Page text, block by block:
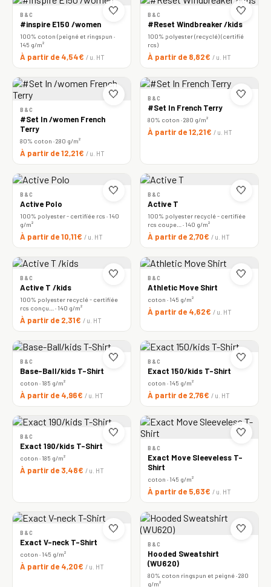
🤍
B&C
#inspire E150 /women
100% coton (peigné et ringspun ·
145 g/m²
À partir de 4,54€ / u. HT
🤍
B&C
#Reset Windbreaker /kids
100% polyester (recyclé) (certifié
rcs)
À partir de 8,82€ / u. HT
🤍
B&C
#Set In /women French
Terry
80% coton · 280 g/m²
À partir de 12,21€ / u. HT
🤍
B&C
#Set In French Terry
80% coton · 280 g/m²
À partir de 12,21€ / u. HT
🤍
B&C
Active Polo
100% polyester - certifiée rcs · 140
g/m²
À partir de 10,11€ / u. HT
🤍
B&C
Active T
100% polyester recyclé - certifiée
rcs coupe… · 140 g/m²
À partir de 2,70€ / u. HT
🤍
B&C
Active T /kids
100% polyester recyclé - certifiée
rcs conçu… · 140 g/m²
À partir de 2,31€ / u. HT
🤍
B&C
Athletic Move Shirt
coton · 145 g/m²
À partir de 4,62€ / u. HT
🤍
B&C
Base-Ball/kids T-Shirt
coton · 185 g/m²
À partir de 4,96€ / u. HT
🤍
B&C
Exact 150/kids T-Shirt
coton · 145 g/m²
À partir de 2,76€ / u. HT
🤍
B&C
Exact 190/kids T-Shirt
coton · 185 g/m²
À partir de 3,48€ / u. HT
🤍
B&C
Exact Move Sleeveless T-
Shirt
coton · 145 g/m²
À partir de 5,63€ / u. HT
🤍
B&C
Exact V-neck T-Shirt
coton · 145 g/m²
À partir de 4,20€ / u. HT
🤍
B&C
Hooded Sweatshirt
(WU620)
80% coton ringspun et peigné · 280
g/m²